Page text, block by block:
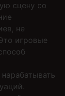
сцену со
не
игровые